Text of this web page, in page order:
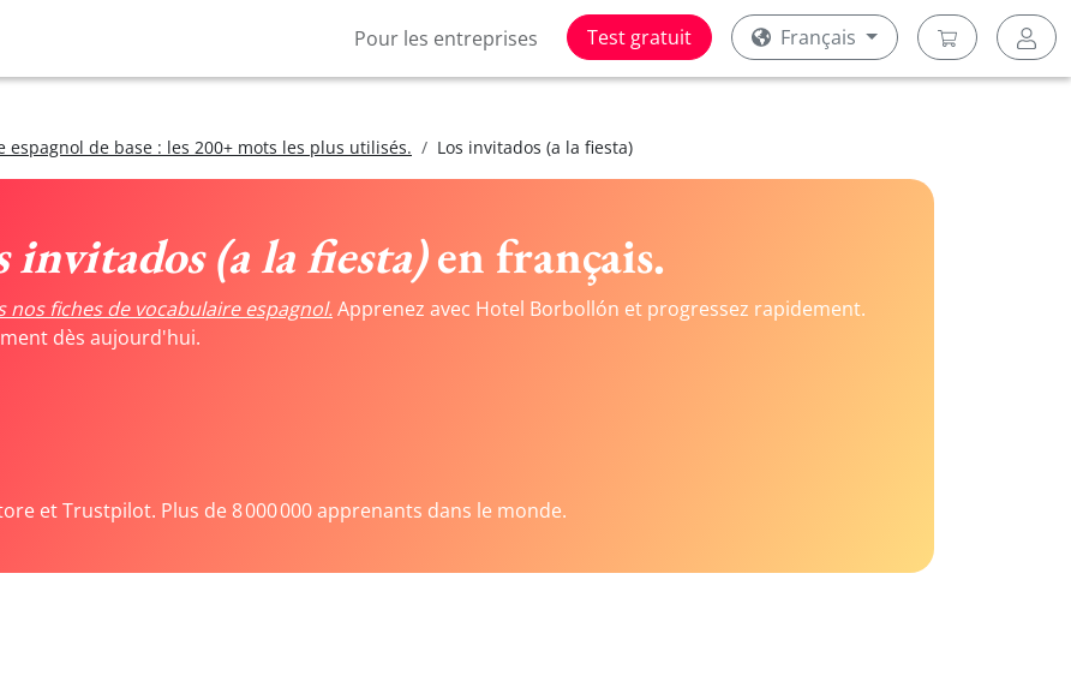
Pour les entreprises Test gratuit Français
espagnol de base : les 200+ mots les plus utilisés. Los invitados (a la fiesta)
invitados (a la fiesta)en français.
nos fiches de vocabulaire espagnol.Apprenez avec Hotel Borbollón et progressez rapidement.
dès aujourd'hui.
et Trustpilot. Plus de 8 000 000 apprenants dans le monde.